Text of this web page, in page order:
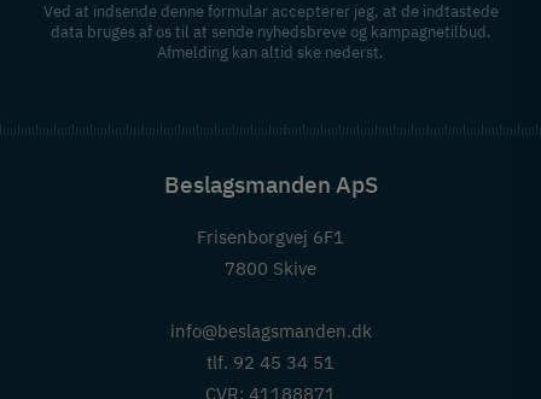
Ved at indsende denne formular accepterer jeg, at de indtastede
data bruges af os til at sende nyhedsbreve og kampagnetilbud.
Afmelding kan altid ske nederst.
Beslagsmanden ApS
Frisenborgvej 6F1
7800 Skive
info@beslagsmanden.dk
tlf. 92 45 34 51
CVR: 41188871